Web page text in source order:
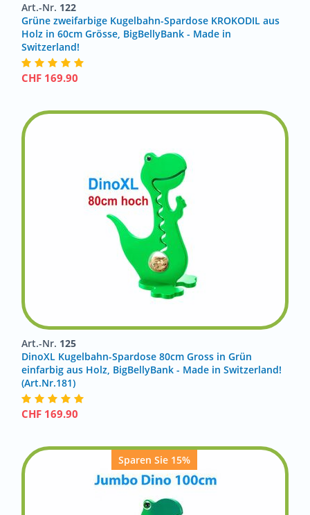
Art.-Nr. 122
Grüne zweifarbige Kugelbahn-Spardose KROKODIL aus
Holz in 60cm Grösse, BigBellyBank - Made in
Switzerland!
CHF 169.90
Art.-Nr. 125
DinoXL Kugelbahn-Spardose 80cm Gross in Grün
einfarbig aus Holz, BigBellyBank - Made in Switzerland!
(Art.Nr.181)
CHF 169.90
Sparen Sie 15%